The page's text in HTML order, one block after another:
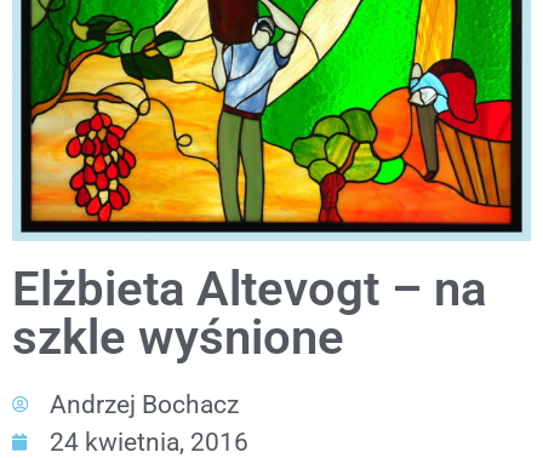
Elżbieta Altevogt – na
szkle wyśnione
Andrzej Bochacz
24 kwietnia, 2016